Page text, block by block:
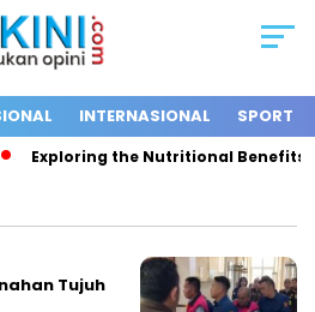
INTERNASIONAL SPORT
Exploring the Nutritional Benefits
Tujuh